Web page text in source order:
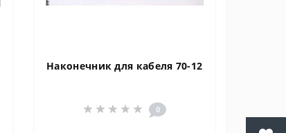
Наконечник для кабеля 70-12
0